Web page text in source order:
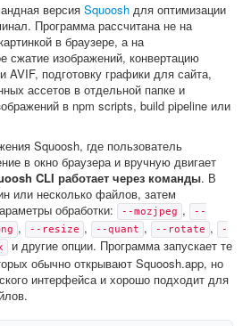
версия Squoosh для оптимизации
Программа рассчитана не на
в браузере, а на
сжатие изображений, конвертацию
AVIF, подготовку графики для сайта,
ассетов в отдельной папке и
в npm scripts, build pipeline или
Squoosh, где пользователь
в окно браузера и вручную двигает
CLI работает через команды. В
или несколько файлов, затем
обработки:
--mozjpeg ,
--
, --resize , --quant , --rotate ,
-
и другие опции. Программа запускает те
обычно открывают Squoosh.app, но
интерфейса и хорошо подходит для